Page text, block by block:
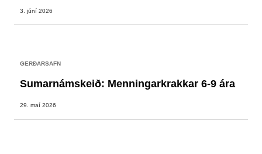
3. júní 2026
GERÐARSAFN
Sumarnámskeið: Menningarkrakkar 6-9 ára
29. maí 2026